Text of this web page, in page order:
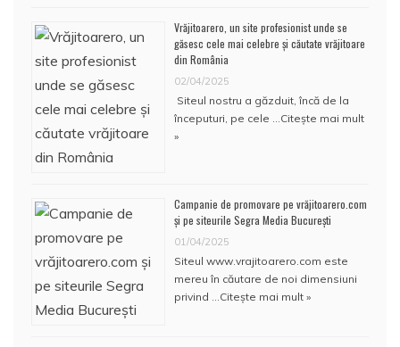
Vrăjitoarero, un site profesionist unde se
găsesc cele mai celebre și căutate vrăjitoare
din România
02/04/2025
Siteul nostru a găzduit, încă de la
începuturi, pe cele … Citește mai mult
»
Campanie de promovare pe vrăjitoarero.com
și pe siteurile Segra Media București
01/04/2025
Siteul www.vrajitoarero.com este
mereu în căutare de noi dimensiuni
privind … Citește mai mult »